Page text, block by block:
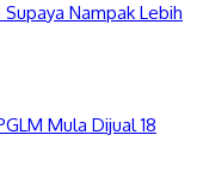
Nampak Lebih
Mula Dijual 18